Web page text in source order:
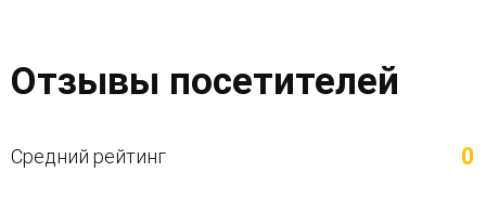
Отзывы посетителей
Средний рейтинг 0